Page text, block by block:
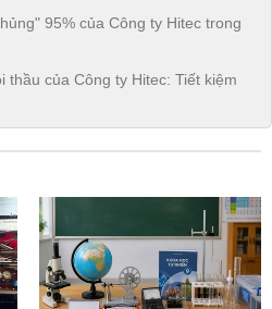
95% của Công ty Hitec trong
thầu của Công ty Hitec: Tiết kiệm